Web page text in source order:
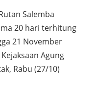
Salemba
20 hari terhitung
21 November
Agung
Rabu (27/10)